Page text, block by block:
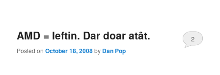
AMD = Ieftin. Dar doar atât.
Posted onOctober 18, 2008by Dan Pop
2